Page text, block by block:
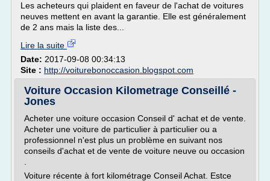
Les acheteurs qui plaident en faveur de l'achat de voitures
neuves mettent en avant la garantie. Elle est généralement
de 2 ans mais la liste des...
Lire la suite
Date: 2017-09-08 00:34:13
Site : http://voiturebonoccasion.blogspot.com
Voiture Occasion Kilometrage Conseillé -
Jones
Acheter une voiture occasion Conseil d' achat et de vente.
Acheter une voiture de particulier à particulier ou a
professionnel n'est plus un problème en suivant nos
conseils d'achat et de vente de voiture neuve ou occasion
Voiture récente à fort kilométrage Conseil Achat. Estce